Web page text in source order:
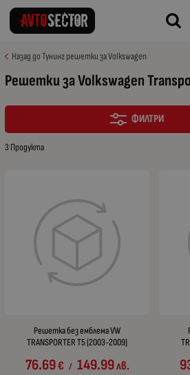
Назад до Тунинг решетки за Volkswagen
Решетки за Volkswagen
ФИЛТРИ
3 Продукта
Решетка без емблема VW
TRANSPORTER T5 (2003-2009)
76.69€ / 149.99лв.